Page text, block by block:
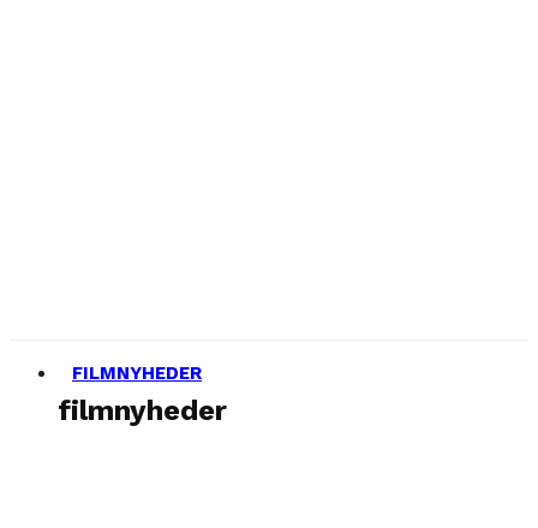
FILMNYHEDER
filmnyheder